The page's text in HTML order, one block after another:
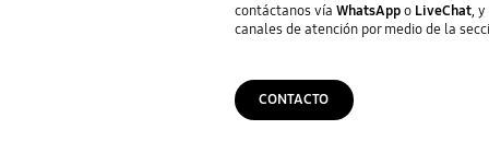
contáctanos vía WhatsAppo LiveChat, y
canales de atención por medio de la
CONTACTO